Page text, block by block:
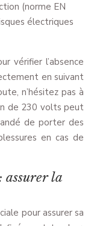
(norme EN
électriques
vérifier l’absence
en suivant
n’hésitez pas à
de 230 volts peut
de porter des
en cas de
la
pour assurer sa